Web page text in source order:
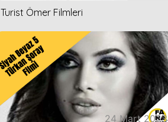
Turist Ömer Filmleri
24 Mart 2023